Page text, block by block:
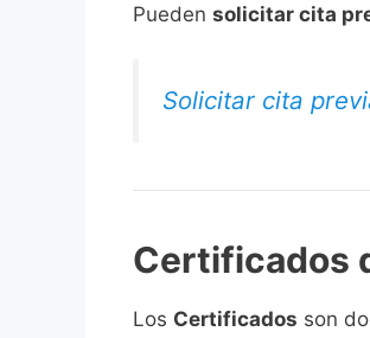
​Pueden solicitar cita
Solicitar cita
Certificados
Los Certificados son